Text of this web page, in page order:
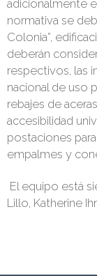
adicionalmente
normativa se
Colonia”,
deberán
respectivos, las
nacional de uso
rebajes de
accesibilidad
postaciones
empalmes y
El equipo está
Lillo, Katherine